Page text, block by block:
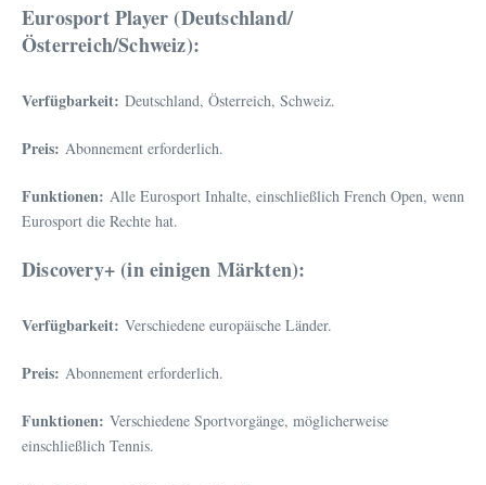
Eurosport Player (Deutschland/
Österreich/Schweiz):
Verfügbarkeit: Deutschland, Österreich, Schweiz.
Preis: Abonnement erforderlich.
Funktionen: Alle Eurosport Inhalte, einschließlich French Open, wenn
Eurosport die Rechte hat.
Discovery+ (in einigen Märkten):
Verfügbarkeit: Verschiedene europäische Länder.
Preis: Abonnement erforderlich.
Funktionen: Verschiedene Sportvorgänge, möglicherweise
einschließlich Tennis.